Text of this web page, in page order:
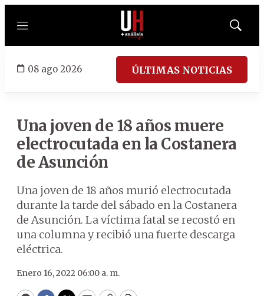
Menú
Mostrar
08 ago 2026 ÚLTIMAS NOTICIAS
Una joven de 18 años muere
electrocutada en la Costanera
de Asunción
Una joven de 18 años murió electrocutada
durante la tarde del sábado en la Costanera
de Asunción. La víctima fatal se recostó en
una columna y recibió una fuerte descarga
eléctrica.
Enero 16, 2022 06:00 a. m.